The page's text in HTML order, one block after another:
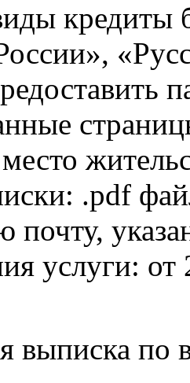
кредиты
.pdf
почту,
услуги: от
выписка